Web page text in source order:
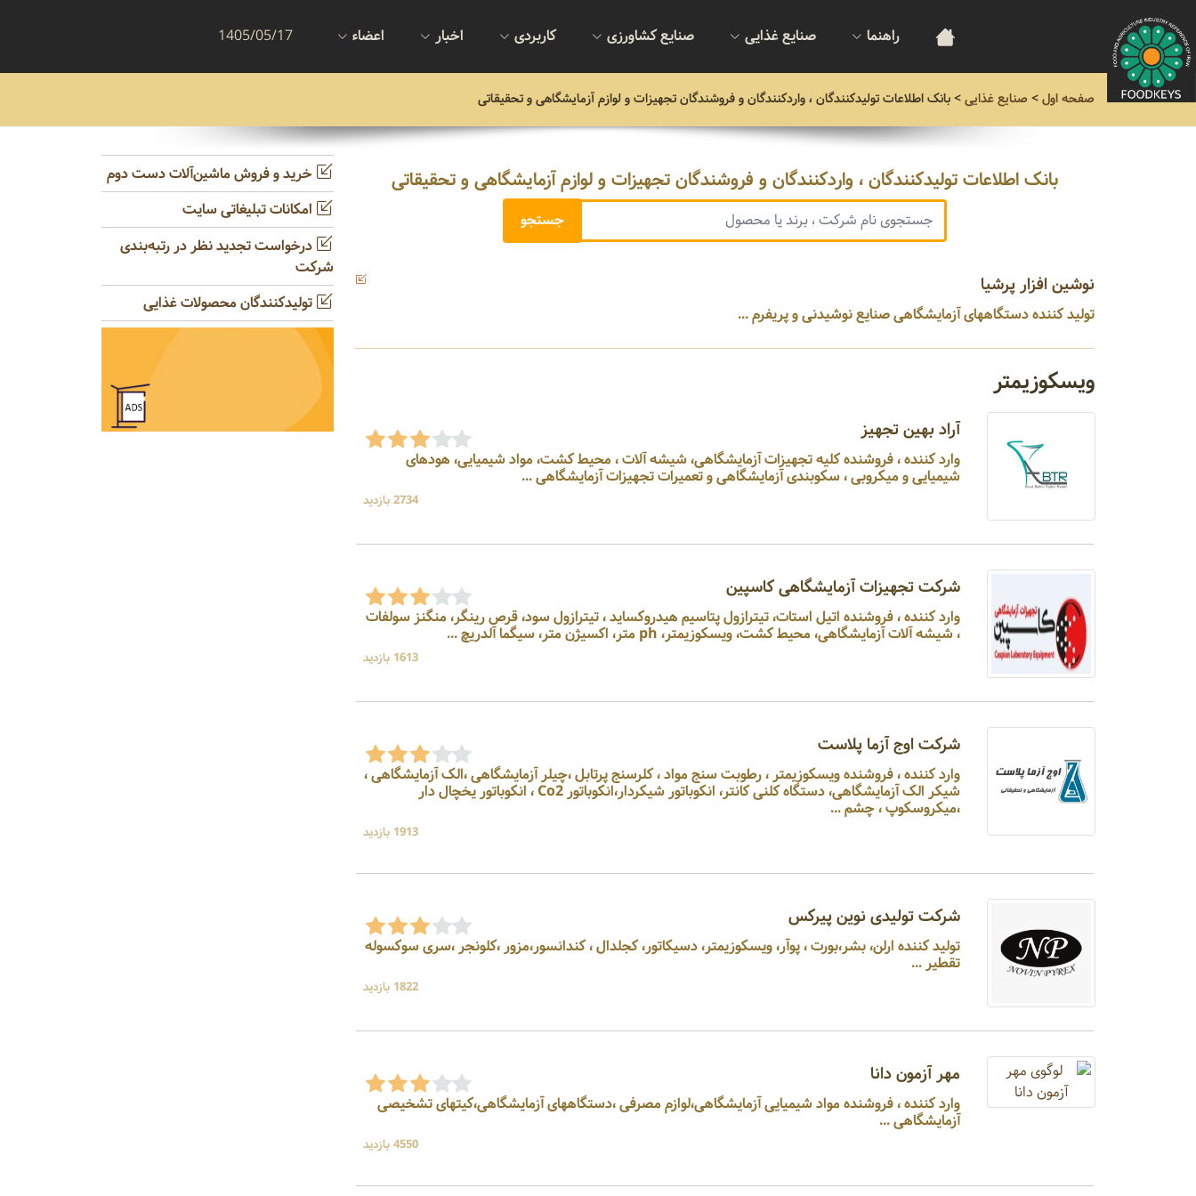
راهنما صنایع غذایی صنایع کشاورزی کاربردی اخبار اعضاء 1405/05/17
صفحه اول> صنایع غذایی>بانک اطلاعات تولیدکنندگان ، واردکنندگان و فروشندگان تجهیزات و لوازم آزمایشگاهی و تحقیقاتی
بانک اطلاعات تولیدکنندگان ، واردکنندگان و فروشندگان تجهیزات و لوازم آزمایشگاهی و تحقیقاتی
نوشین افزار پرشیا
تولید کننده دستگاههای آزمایشگاهی صنایع نوشیدنی و پریفرم ...
ویسکوزیمتر
آراد بهین تجهیز
وارد کننده ، فروشنده کلیه تجهیزات آزمایشگاهی، شیشه آلات ، محیط کشت، مواد شیمیایی، هودهای
شیمیایی و میکروبی ، سکوبندی آزمایشگاهی و تعمیرات تجهیزات آزمایشگاهی ...
2734 بازدید
شرکت تجهیزات آزمایشگاهی کاسپین
وارد کننده ، فروشنده اتیل استات، تیترازول پتاسیم هیدروکساید ، تیترازول سود، قرص رینگر، منگنز سولفات
، شیشه آلات آزمایشگاهی، محیط کشت، ویسکوزیمتر، ph متر، اکسیژن متر، سیگما آلدریچ ...
1613 بازدید
شرکت اوج آزما پلاست
وارد کننده ، فروشنده ویسکوزیمتر ، رطوبت سنج مواد ، کلرسنج پرتابل ،چیلر آزمایشگاهی ،الک آزمایشگاهی ،
شیکر الک آزمایشگاهی، دستگاه کلنی کانتر، انکوباتور شیکردار،انکوباتور Co2 ، انکوباتور یخچال دار
،میکروسکوپ ، چشم ...
1913 بازدید
شرکت تولیدی نوین پیرکس
تولید کننده ارلن، بشر،بورت ، پوآر، ویسکوزیمتر، دسیکاتور، کجلدال ، کندانسور،مزور ،کلونجر ،سری سوکسوله
تقطیر ...
1822 بازدید
مهر آزمون دانا
وارد کننده ، فروشنده مواد شیمیایی آزمایشگاهی،لوازم مصرفی ،دستگاههای آزمایشگاهی،کیتهای تشخیصی
آزمایشگاهی ...
4550 بازدید
خرید و فروش ماشین‌آلات دست دوم
امکانات تبلیغاتی سایت
درخواست تجدید نظر در رتبه‌بندی
شرکت
تولیدکنندگان محصولات غذایی